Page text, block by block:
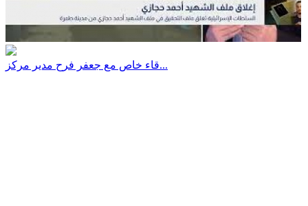
قاء خاص مع جعفر فرح مدير مركز...